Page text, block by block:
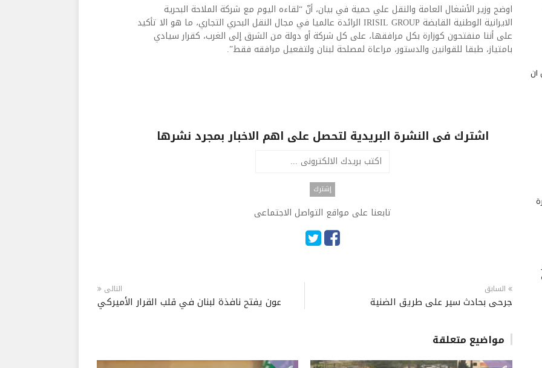
اوضح وزير الأشغال العامة والنقل علي حمية في بيان، أنّ “لقاءه اليوم مع شركة الملاحة البحرية
الايرانية الوطنية القابضة IRISIL GROUP الرائدة عالميا في مجال النقل البحري التجاري، ما هو الا تأكيد
على أننا منفتحون كوزارة بكل مرافقها، على كل شركة أو دولة من الشرق إلى الغرب، كقرار سيادي
بامتياز، طبقا للقوانين والدستور، مراعاة لمصلحة لبنان ولتفعيل مرافقه فقط”.
اشترك فى النشرة البريدية لتحصل على اهم الاخبار بمجرد نشرها
تابعنا على مواقع التواصل الاجتماعى
السابق
جرحى بحادث سير على طريق الضنية
التالى
عون يفتح نافذة لبنان في قلب القرار الأميركي
مواضيع متعلقة
أن